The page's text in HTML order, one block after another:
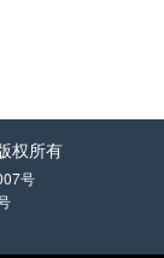
权所有
号